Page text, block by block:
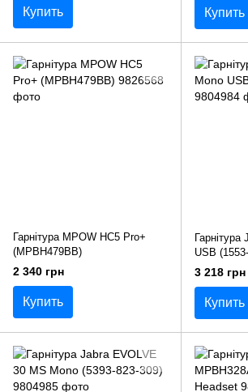
Купить Купить
Гарнітура MPOW HC5 Pro+
(MPBH479BB)
2 340 грн
Купить
USB
3 218 грн
Купить